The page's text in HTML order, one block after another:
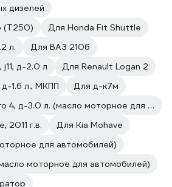
дизелей
(T250)
Для Honda Fit Shuttle
л.
Для ВАЗ 2106
д-2.0 л
Для Renault Logan 2
1.6 л., МКПП
Для д-к7м
Для Mitsubishi Pajero 4, д-3.0 л. (масло моторное для автомобилей)
2011 г.в.
Для Kia Mohave
для автомобилей)
моторное для автомобилей)